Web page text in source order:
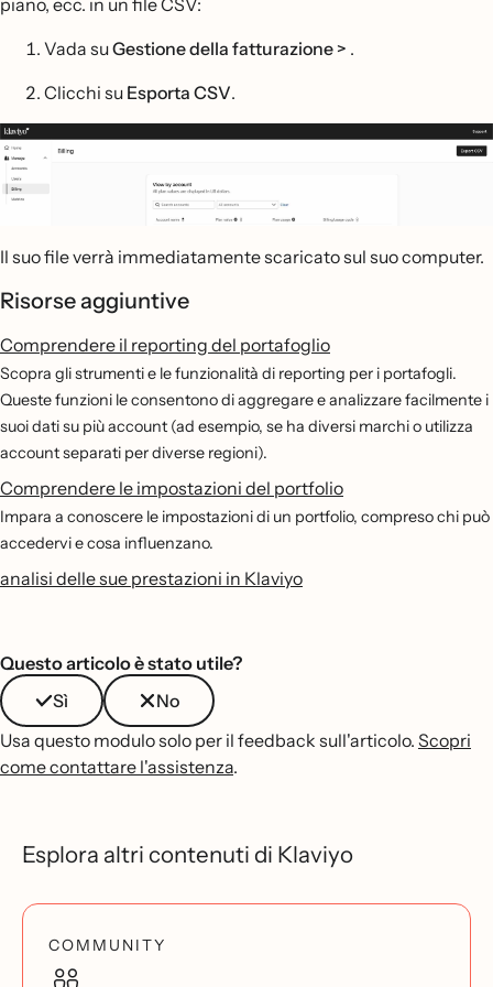
Vada suGestione della fatturazione > .
Clicchi su Esporta CSV.
Il suo file verrà immediatamente scaricato sul suo computer.
Risorse aggiuntive
Comprendere il reporting del portafoglio
Scopra gli strumenti e le funzionalità di reporting per i portafogli.
Queste funzioni le consentono di aggregare e analizzare facilmente i
suoi dati su più account (ad esempio, se ha diversi marchi o utilizza
account separati per diverse regioni).
Comprendere le impostazioni del portfolio
Impara a conoscere le impostazioni di un portfolio, compreso chi può
accedervi e cosa influenzano.
analisi delle sue prestazioni in Klaviyo
Questo articolo è stato utile?
Sì
No
Usa questo modulo solo per il feedback sull'articolo. Scopri
come contattare l'assistenza.
Esplora altri contenuti di Klaviyo
COMMUNITY